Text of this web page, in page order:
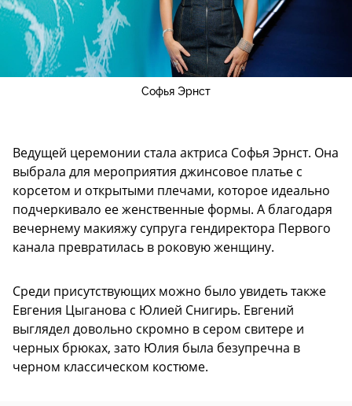
Софья Эрнст
Ведущей церемонии стала актриса Софья Эрнст. Она
выбрала для мероприятия джинсовое платье с
корсетом и открытыми плечами, которое идеально
подчеркивало ее женственные формы. А благодаря
вечернему макияжу супруга гендиректора Первого
канала превратилась в роковую женщину.
Среди присутствующих можно было увидеть также
Евгения Цыганова с Юлией Снигирь. Евгений
выглядел довольно скромно в сером свитере и
черных брюках, зато Юлия была безупречна в
черном классическом костюме.